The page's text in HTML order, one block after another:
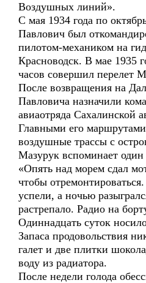
Воздушных линий».
С мая 1934 года по
Павлович был
пилотом-механиком на
Красноводск. В мае 1935
часов совершил перелет
После возвращения на
Павловича назначили
авиаотряда Сахалинской
Главными его
воздушные трассы с
Мазурук вспоминает один
«Опять над морем сдал
чтобы
успели, а ночью
растрепало. Радио на
Одиннадцать суток
Запаса продовольствия
галет и две плитки
воду из радиатора.
После недели голода